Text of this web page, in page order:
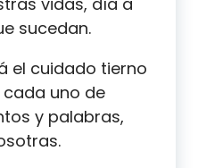
sucedan.
el cuidado tierno
uno de
y palabras,